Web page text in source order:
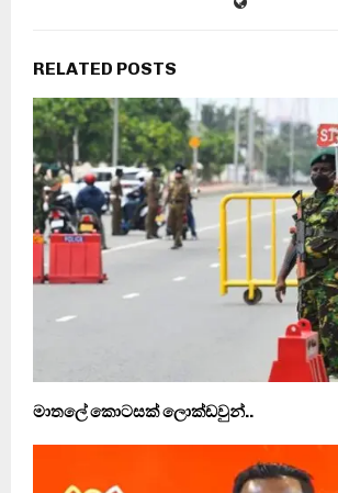
RELATED POSTS
මාතලේ කොටසක් ලොක්ඩවුන්..